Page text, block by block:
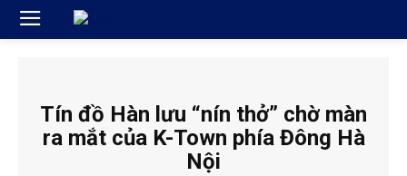
Tín đồ Hàn lưu “nín thở” chờ màn
ra mắt của K-Town phía Đông Hà
Nội